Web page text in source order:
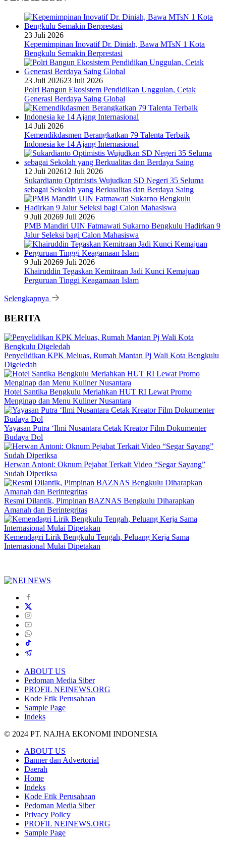
23 Juli 2026
Kepemimpinan Inovatif Dr. Diniah, Bawa MTsN 1 Kota
Bengkulu Semakin Berprestasi
23 Juli 202623 Juli 2026
Polri Bangun Ekosistem Pendidikan Unggulan, Cetak
Generasi Berdaya Saing Global
14 Juli 2026
Kemendikdasmen Berangkatkan 79 Talenta Terbaik
Indonesia ke 14 Ajang Internasional
12 Juli 202612 Juli 2026
Sukardianto Optimistis Wujudkan SD Negeri 35 Seluma
sebagai Sekolah yang Berkualitas dan Berdaya Saing
9 Juli 20269 Juli 2026
PMB Mandiri UIN Fatmawati Sukarno Bengkulu Hadirkan 9
Jalur Seleksi bagi Calon Mahasiswa
9 Juli 20269 Juli 2026
Khairuddin Tegaskan Kemitraan Jadi Kunci Kemajuan
Perguruan Tinggi Keagamaan Islam
Selengkapnya
BERITA
Penyelidikan KPK Meluas, Rumah Mantan Pj Wali Kota Bengkulu
Digeledah
Hotel Santika Bengkulu Meriahkan HUT RI Lewat Promo
Menginap dan Menu Kuliner Nusantara
Yayasan Putra ‘Ilmi Nusantara Cetak Kreator Film Dokumenter
Budaya Dol
Herwan Antoni: Oknum Pejabat Terkait Video “Segar Sayang”
Sudah Diperiksa
Resmi Dilantik, Pimpinan BAZNAS Bengkulu Diharapkan
Amanah dan Berintegritas
Kemendagri Lirik Bengkulu Tengah, Peluang Kerja Sama
Internasional Mulai Dipetakan
ABOUT US
Pedoman Media Siber
PROFIL NEINEWS.ORG
Kode Etik Perusahaan
Sample Page
Indeks
© 2024 PT. NAJHA EKONOMI INDONESIA
ABOUT US
Banner dan Advertorial
Daerah
Home
Indeks
Kode Etik Perusahaan
Pedoman Media Siber
Privacy Policy
PROFIL NEINEWS.ORG
Sample Page